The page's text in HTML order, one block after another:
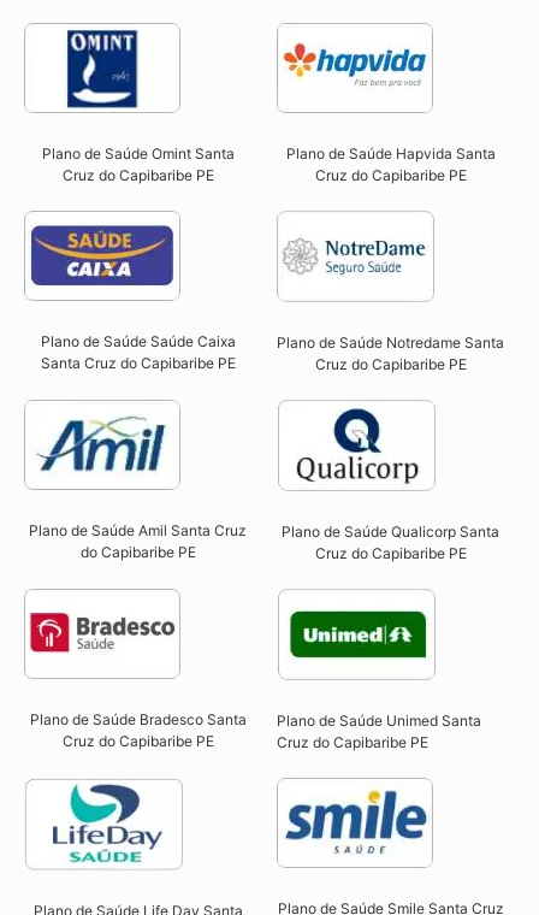
Plano de Saúde Omint Santa
Cruz do Capibaribe PE​
Plano de Saúde Hapvida Santa
Cruz do Capibaribe PE​
Plano de Saúde Saúde Caixa
Santa Cruz do Capibaribe PE​
Plano de Saúde Notredame Santa
Cruz do Capibaribe PE​
Plano de Saúde Amil Santa Cruz
do Capibaribe PE
Plano de Saúde Qualicorp Santa
Cruz do Capibaribe PE​
Plano de Saúde Bradesco Santa
Cruz do Capibaribe PE
Plano de Saúde Unimed Santa
Cruz do Capibaribe PE
Plano de Saúde Life Day Santa
Plano de Saúde Smile Santa Cruz